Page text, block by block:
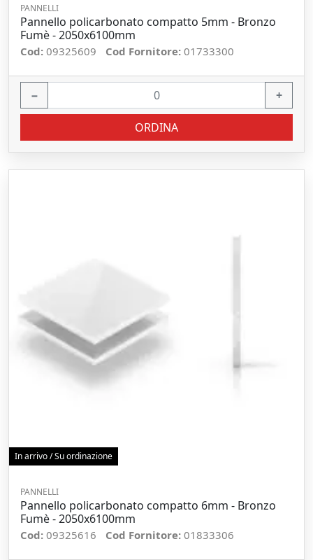
PANNELLI
Pannello policarbonato compatto 5mm - Bronzo
Fumè - 2050x6100mm
Cod: 09325609 Cod Fornitore: 01733300
− +
ORDINA
In arrivo / Su ordinazione
PANNELLI
Pannello policarbonato compatto 6mm - Bronzo
Fumè - 2050x6100mm
Cod: 09325616 Cod Fornitore: 01833306